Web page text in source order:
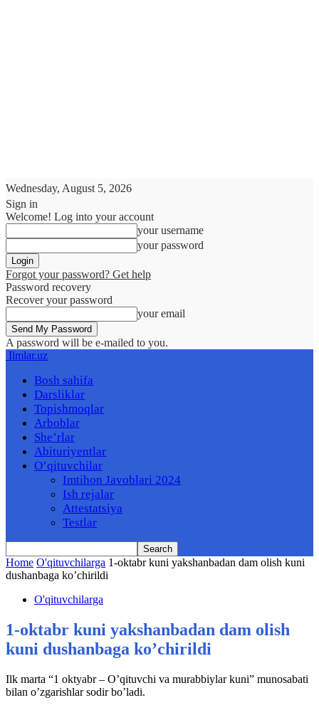
Wednesday, August 5, 2026
Sign in
Welcome! Log into your account
your username
your password
Forgot your password? Get help
Password recovery
Recover your password
your email
A password will be e-mailed to you.
Ilmlar.uz
Bosh sahifa
Darsliklar
Topishmoqlar
Arboblar
She’rlar
Abituriyentlar
O’qituvchilar
Imtihon Javoblari 2024
Ish rejalar
Attestatsiya
Testlar
Home O'qituvchilarga 1-oktabr kuni yakshanbadan dam olish kuni
dushanbaga ko’chirildi
O'qituvchilarga
1-oktabr kuni yakshanbadan dam olish
kuni dushanbaga ko’chirildi
Ilk marta “1 oktyabr – Oʼqituvchi va murabbiylar kuni” munosabati
bilan o’zgarishlar sodir boʼladi.